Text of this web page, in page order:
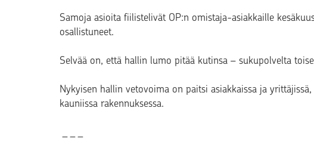
Samoja asioita fiilistelivät OP:n omistaja-asiakkaille
osallistuneet.
Selvää on, että hallin lumo pitää kutinsa – sukupolvelta
Nykyisen hallin vetovoima on paitsi asiakkaissa ja
kauniissa rakennuksessa.